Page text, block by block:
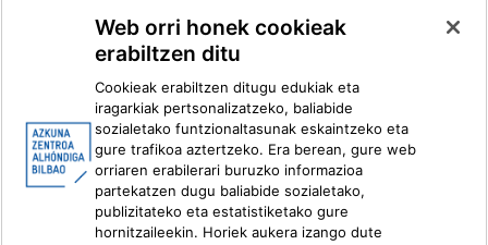
Instagram
Youtube
Linkedin
Ivoox
Lege informazioa Barneko Informazio Sistema
Web orri honek cookieak
erabiltzen ditu
Cookieak erabiltzen ditugu edukiak eta
iragarkiak pertsonalizatzeko, baliabide
sozialetako funtzionaltasunak eskaintzeko eta
gure trafikoa aztertzeko. Era berean, gure web
orriaren erabilerari buruzko informazioa
partekatzen dugu baliabide sozialetako,
publizitateko eta estatistiketako gure
hornitzaileekin. Horiek aukera izango dute